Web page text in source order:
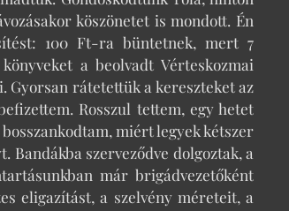
köszönetet is mondott. Én
100 Ft-ra büntetnek, mert 7
a beolvadt Vérteskozmai
Gyorsan rátetettük a kereszteket az
Rosszul tettem, egy hetet
miért legyek kétszer
Bandákba szerveződve dolgoztak, a
már brigádvezetőként
eligazítást, a szelvény méreteit, a